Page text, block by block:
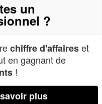
(SARL)
Neuf
un
?
chiffre d'affaireset
en gagnant de
!
plus